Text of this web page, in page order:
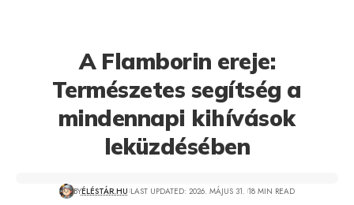
A Flamborin ereje:
Természetes segítség a
mindennapi kihívások
leküzdésében
BYÉLÉSTÁR.HU LAST UPDATED: 2026. MÁJUS 31. 18 MIN READ